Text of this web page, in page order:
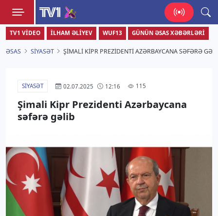
TV1
Zamanı bizimlə yaşa!
TV1 VIDEO İLHAM ƏLIYEV WUF13 GÜNÜN ƏSAS XƏBƏRLƏRI
ƏSAS SIYASƏT ŞIMALI KIPR PREZIDENTI AZƏRBAYCANA SƏFƏRƏ
SIYASƏT 02.07.2025 12:16 115
Şimali Kipr Prezidenti Azərbaycana
səfərə gəlib